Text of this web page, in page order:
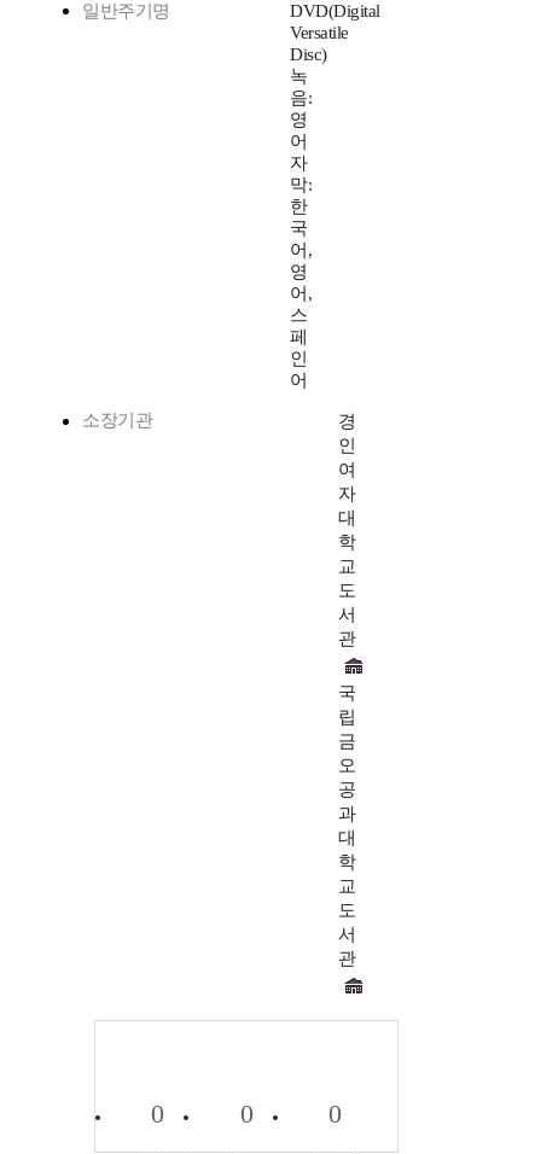
일반주기명
DVD(Digital
Versatile
Disc)
녹
음:
영
어
자
막:
한
국
어,
영
어,
스
페
인
어
소장기관
경
인
여
자
대
학
교
도
서
관
국
립
금
오
공
과
대
학
교
도
서
관
0 0 0